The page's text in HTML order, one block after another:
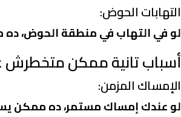
التهابات الحوض:
لو في التهاب في منطقة الحوض، ده
أسباب تانية ممكن متخطرش
الإمساك المزمن:
لو عندك إمساك مستمر، ده ممكن